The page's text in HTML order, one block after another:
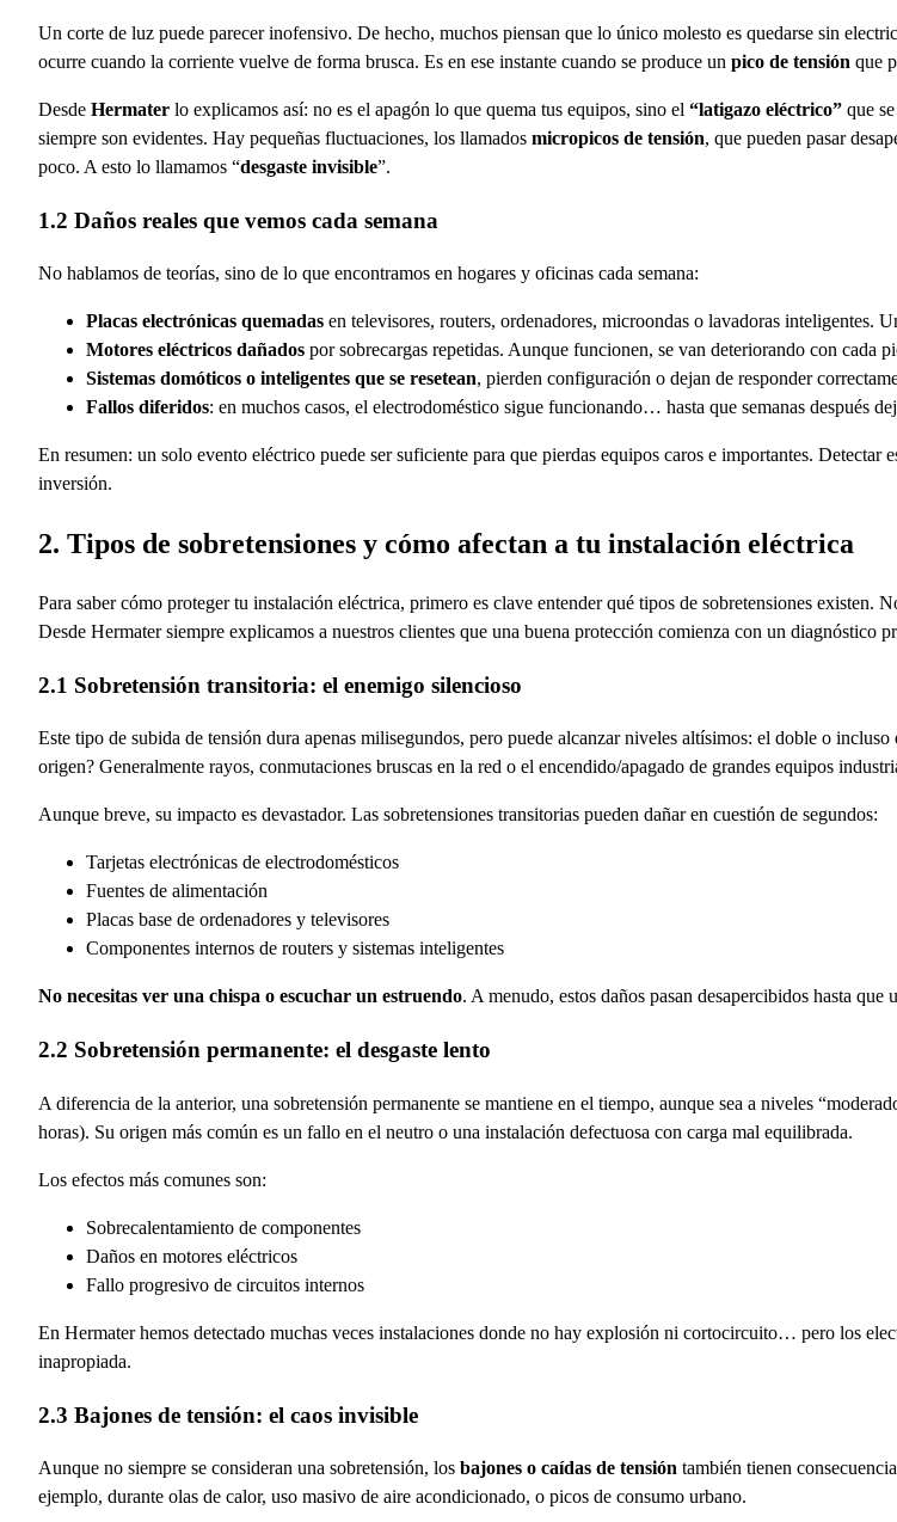
Un corte de luz puede parecer inofensivo. De hecho, muchos piensan que lo único molesto es quedarse sin
ocurre cuando la corriente vuelve de forma brusca. Es en ese instante cuando se produce un pico de tensión que
Desde Hermater lo explicamos así: no es el apagón lo que quema tus equipos, sino el “latigazo eléctrico” que
siempre son evidentes. Hay pequeñas fluctuaciones, los llamados micropicos de tensión, que pueden pasar
poco. A esto lo llamamos “desgaste invisible”.
1.2 Daños reales que vemos cada semana
No hablamos de teorías, sino de lo que encontramos en hogares y oficinas cada semana:
Placas electrónicas quemadas en televisores, routers, ordenadores, microondas o lavadoras inteligentes.
Motores eléctricos dañados por sobrecargas repetidas. Aunque funcionen, se van deteriorando con cada
Sistemas domóticos o inteligentes que se resetean, pierden configuración o dejan de responder
Fallos diferidos: en muchos casos, el electrodoméstico sigue funcionando… hasta que semanas después
En resumen: un solo evento eléctrico puede ser suficiente para que pierdas equipos caros e importantes. Detectar
inversión.
2. Tipos de sobretensiones y cómo afectan a tu instalación eléctrica
Para saber cómo proteger tu instalación eléctrica, primero es clave entender qué tipos de sobretensiones existen.
Desde Hermater siempre explicamos a nuestros clientes que una buena protección comienza con un diagnóstico
2.1 Sobretensión transitoria: el enemigo silencioso
Este tipo de subida de tensión dura apenas milisegundos, pero puede alcanzar niveles altísimos: el doble o
origen? Generalmente rayos, conmutaciones bruscas en la red o el encendido/apagado de grandes equipos
Aunque breve, su impacto es devastador. Las sobretensiones transitorias pueden dañar en cuestión de segundos:
Tarjetas electrónicas de electrodomésticos
Fuentes de alimentación
Placas base de ordenadores y televisores
Componentes internos de routers y sistemas inteligentes
No necesitas ver una chispa o escuchar un estruendo. A menudo, estos daños pasan desapercibidos hasta
2.2 Sobretensión permanente: el desgaste lento
A diferencia de la anterior, una sobretensión permanente se mantiene en el tiempo, aunque sea a niveles
horas). Su origen más común es un fallo en el neutro o una instalación defectuosa con carga mal equilibrada.
Los efectos más comunes son:
Sobrecalentamiento de componentes
Daños en motores eléctricos
Fallo progresivo de circuitos internos
En Hermater hemos detectado muchas veces instalaciones donde no hay explosión ni cortocircuito… pero los
inapropiada.
2.3 Bajones de tensión: el caos invisible
Aunque no siempre se consideran una sobretensión, los bajones o caídas de tensión también tienen
ejemplo, durante olas de calor, uso masivo de aire acondicionado, o picos de consumo urbano.